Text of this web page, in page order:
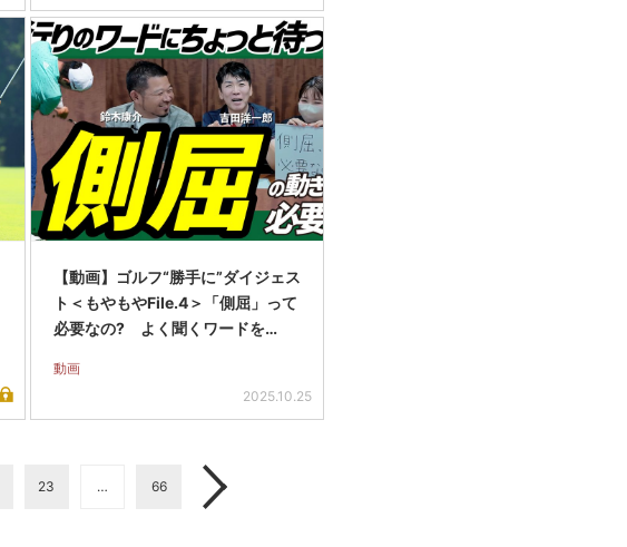
【動画】ゴルフ“勝手に”ダイジェス
ト＜もやもやFile.4＞「側屈」って
必要なの? よく聞くワードを…
動画
2025.10.25
23 … 66